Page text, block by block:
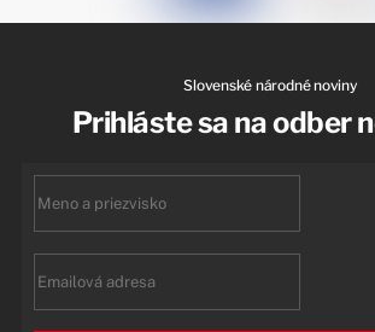
Slovenské národné noviny
Prihláste sa na odber